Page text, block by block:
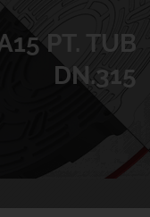
PT. TUB
DN.315